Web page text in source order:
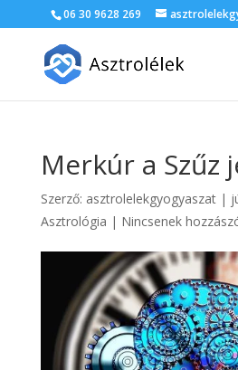
06 30 9628 269
Merkúr a Szűz
Szerző: asztrolelekgyogyaszat|
Asztrológia | Nincsenek